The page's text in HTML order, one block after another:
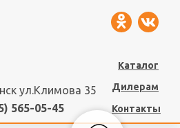
ул.Климова 35
565-05-45
Дилерам
Контакты
Каталог